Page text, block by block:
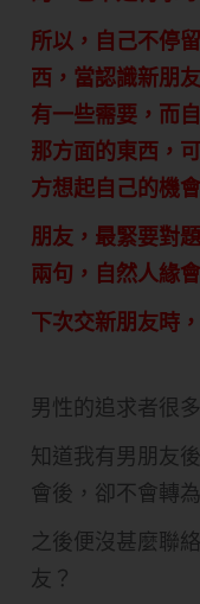
所以，自己不停
西，當認識新朋
有一些需要，而
那方面的東西，
方想起自己的機
朋友，最緊要對
兩句，自然人緣
下次交新朋友時
男性的追求者很
知道我有男朋友
會後，卻不會轉
之後便沒甚麼聯
友？